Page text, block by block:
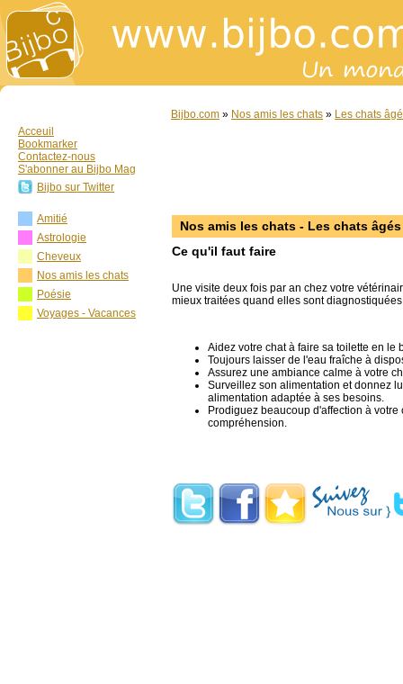
Acceuil
Bookmarker
Contactez-nous
S'abonner au Bijbo Mag
Bijbo sur Twitter
Amitié
Astrologie
Cheveux
Nos amis les chats
Poésie
Voyages - Vacances
Bijbo.com » Nos amis les chats » Les chats
Nos amis les chats - Les chats âgés
Ce qu'il faut faire
Une visite deux fois par an chez votre
mieux traitées quand elles sont diagnostiquées
Aidez votre chat à faire sa toilette en
Toujours laisser de l'eau fraîche à
Assurez une ambiance calme à votre
Surveillez son alimentation et donnez
alimentation adaptée à ses besoins.
Prodiguez beaucoup d'affection à
compréhension.